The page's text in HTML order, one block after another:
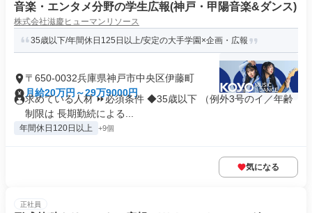
音楽・エンタメ分野の学生広報(神戸・甲陽音楽&ダンス)
株式会社滋慶ヒューマンリソース
35歳以下/年間休日125日以上/安定の大手学園×企画・広報
〒650-0032兵庫県神戸市中央区伊藤町
月給20万円～29万9000円
求めている人材 ⏩必須条件 ◆35歳以下 （例外3号のイ／年齢
制限は 長期勤続による...
年間休日120日以上 +9個
気になる
正社員